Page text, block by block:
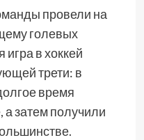
провели на
голевых
в хоккей
трети: в
время
а затем получили